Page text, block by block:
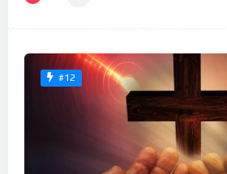
#12